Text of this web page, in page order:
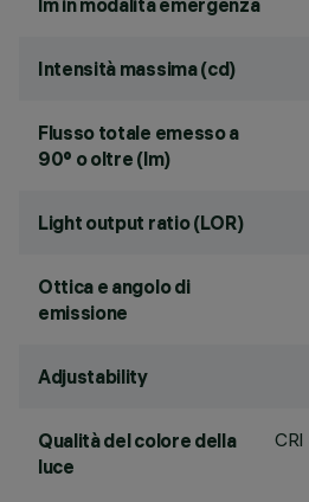
lm in modalità emergenza
Intensità massima (cd)
Flusso totale emesso a
90° o oltre (lm)
Light output ratio (LOR)
Ottica e angolo di
emissione
Adjustability
Qualità del colore della
luce
CRI